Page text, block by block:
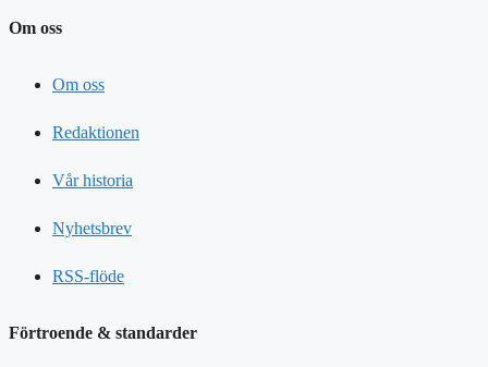
Om oss
Om oss
Redaktionen
Vår historia
Nyhetsbrev
RSS-flöde
Förtroende & standarder